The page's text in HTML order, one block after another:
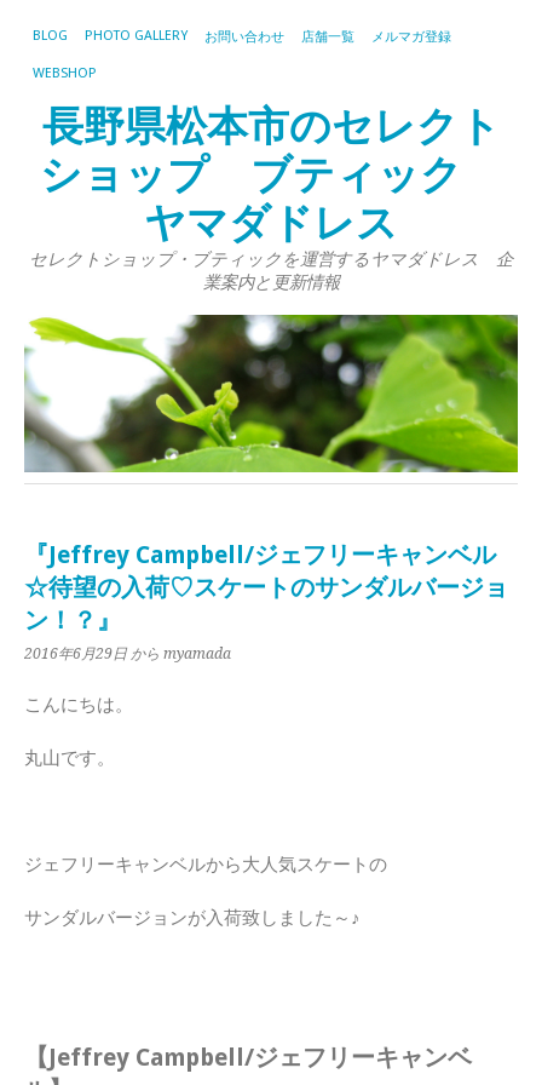
BLOG PHOTO GALLERY お問い合わせ 店舗一覧 メルマガ登録
WEBSHOP
長野県松本市のセレクト
ショップ ブティック
ヤマダドレス
セレクトショップ・ブティックを運営するヤマダドレス 企
業案内と更新情報
『Jeffrey Campbell/ジェフリーキャンベル
☆待望の入荷♡スケートのサンダルバージョ
ン！？』
2016年6月29日 から myamada
こんにちは。
丸山です。
ジェフリーキャンベルから大人気スケートの
サンダルバージョンが入荷致しました～♪
【Jeffrey Campbell/ジェフリーキャンベ